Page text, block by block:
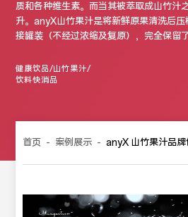
质和各种维生素。而当其被萃取成山竹汁
升。anyX山竹果汁是将新鲜原果清洗后
接罐装（不经过浓缩及复原），完全保留
健康饮品/山竹果汁/
饮料快消品
首页 - 案例展示 - anyX 山竹果汁品牌